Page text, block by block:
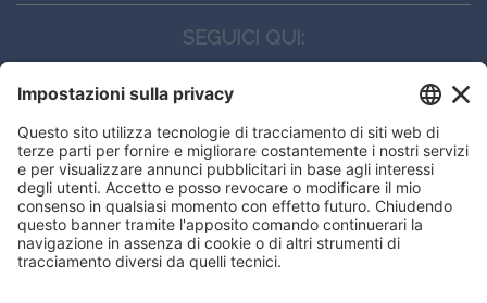
SEGUICI QUI:
CONTATTI
Edi.Ermes srl
Viale E. Forlanini, 21 - 20134, Milano
(+39)027021121
E-mail:eeinfo@eenet.it